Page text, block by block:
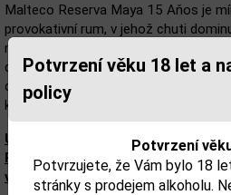
Potvrzení věku 18 let a
policy
Potvrzení
Potvrzujete, že Vám bylo 18
stránky s prodejem alkoholu.
Malteco Reserva Maya 15 Aňos je
provokativní rum, v jehož chuti
nasládlost skořice, vanilky a tmavé
delikátní rumová lahůdka,
cukrové třtiny! Výrobce doporučuje
kvalitní tmavé čokolády.
Upozorňujeme, že tento produkt
Přesné složení a alergeny jsou k
výrobku. Zkontrolujte prosím